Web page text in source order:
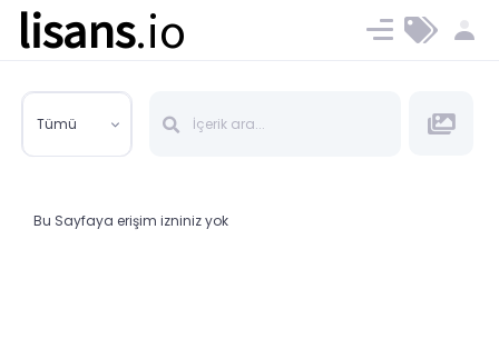
lisans.io Ücret ve Planlar
Tümü
Bu Sayfaya erişim izniniz yok